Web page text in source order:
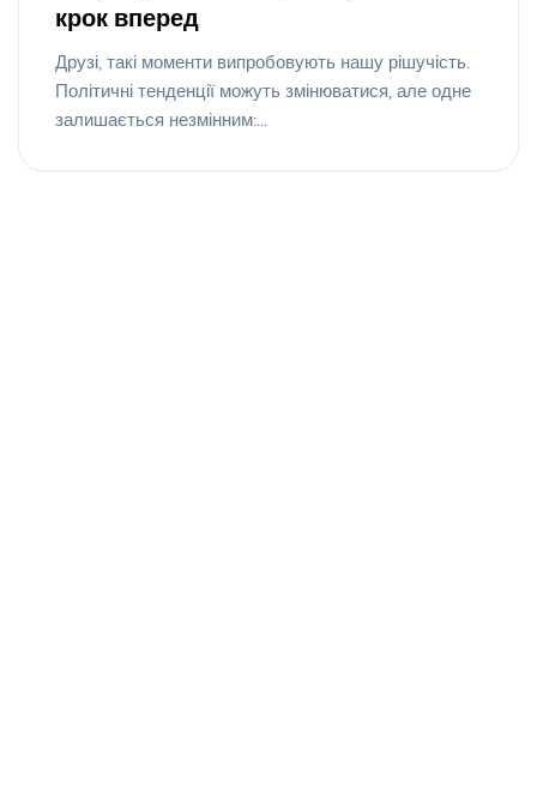
крок вперед
Друзі, такі моменти випробовують нашу рішучість.
Політичні тенденції можуть змінюватися, але одне
залишається незмінним:...